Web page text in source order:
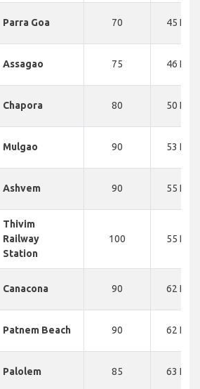
Parra Goa 70 45 KM
Assagao 75 46 KM
Chapora 80 50 KM
Mulgao 90 53 KM
Ashvem 90 55 KM
Thivim
Railway
Station
100 55 KM
Canacona 90 62 KM
Patnem Beach 90 62 KM
Palolem 85 63 KM